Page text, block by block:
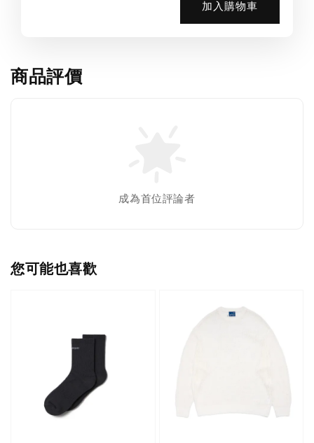
加入購物車
商品評價
成為首位評論者
您可能也喜歡